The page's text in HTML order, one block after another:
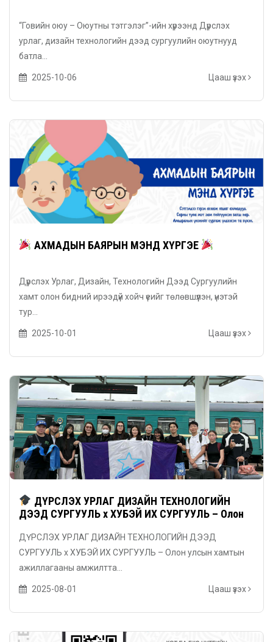
“Говийн оюу – Оюутны тэтгэлэг”-ийн хүрээнд Дүрслэх
урлаг, дизайн технологийн дээд сургуулийн оюутнууд
батла...
2025-10-06 Цааш үзэх
АХМАДЫН БАЯРЫН МЭНД ХҮРГЭЕ
Дүрслэх Урлаг, Дизайн, Технологийн Дээд Сургуулийн
хамт олон бидний ирээдүй хойч үеийг төлөвшүүлэн, үнэтэй
тур...
2025-10-01 Цааш үзэх
ДҮРСЛЭХ УРЛАГ ДИЗАЙН ТЕХНОЛОГИЙН
ДЭЭД СУРГУУЛЬ x ХУБЭЙ ИХ СУРГУУЛЬ – Олон
ДҮРСЛЭХ УРЛАГ ДИЗАЙН ТЕХНОЛОГИЙН ДЭЭД
СУРГУУЛЬ x ХУБЭЙ ИХ СУРГУУЛЬ – Олон улсын хамтын
ажиллагааны амжилтта...
2025-08-01 Цааш үзэх